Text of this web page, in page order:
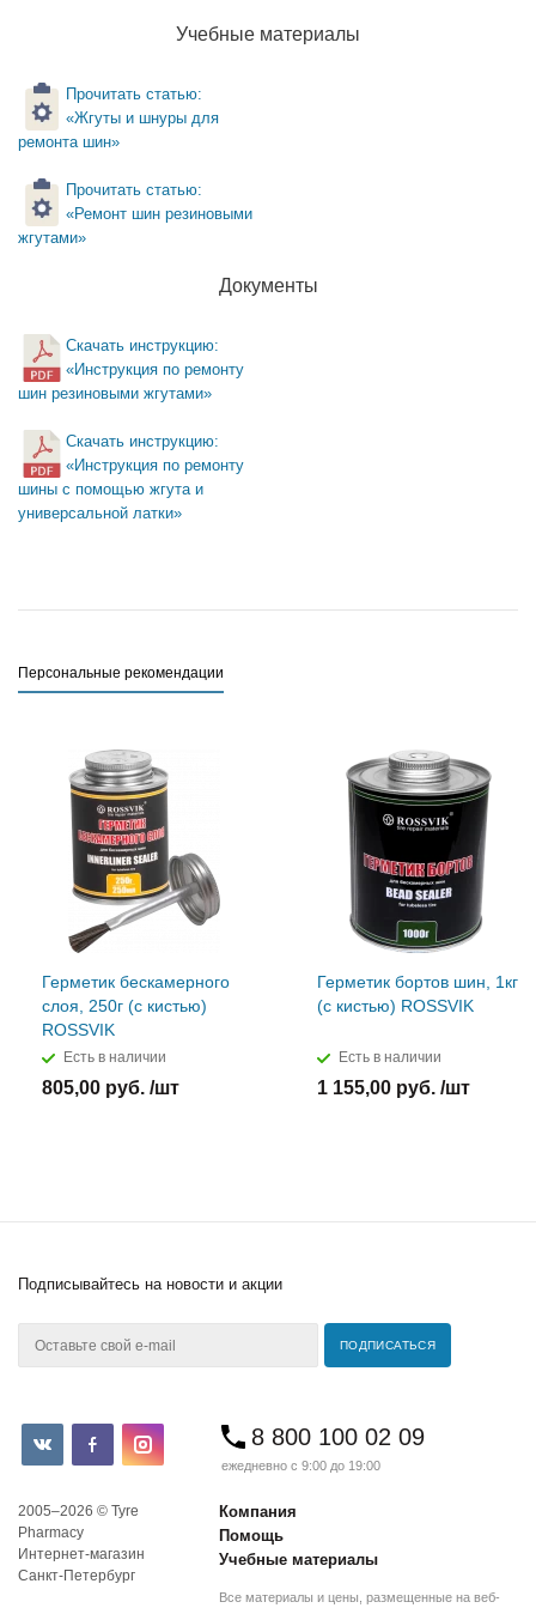
Учебные материалы
Прочитать статью:
«Жгуты и шнуры для
ремонта шин»
Прочитать статью:
«Ремонт шин резиновыми
жгутами»
Документы
Скачать инструкцию:
«Инструкция по ремонту
шин резиновыми жгутами»
Скачать инструкцию:
«Инструкция по ремонту
шины с помощью жгута и
универсальной латки»
Персональные рекомендации
Герметик бескамерного
слоя, 250г (с кистью)
ROSSVIK
Есть в наличии
805,00 руб. /шт
Герметик бортов шин, 1кг
(с кистью) ROSSVIK
Есть в наличии
1 155,00 руб. /шт
Подписывайтесь на новости и акции
8 800 100 02 09
ежедневно с 9:00 до 19:00
2005–2026 © Tyre
Pharmacy
Интернет-магазин
Санкт-Петербург
Компания
Помощь
Учебные материалы
Все материалы и цены, размещенные на веб-